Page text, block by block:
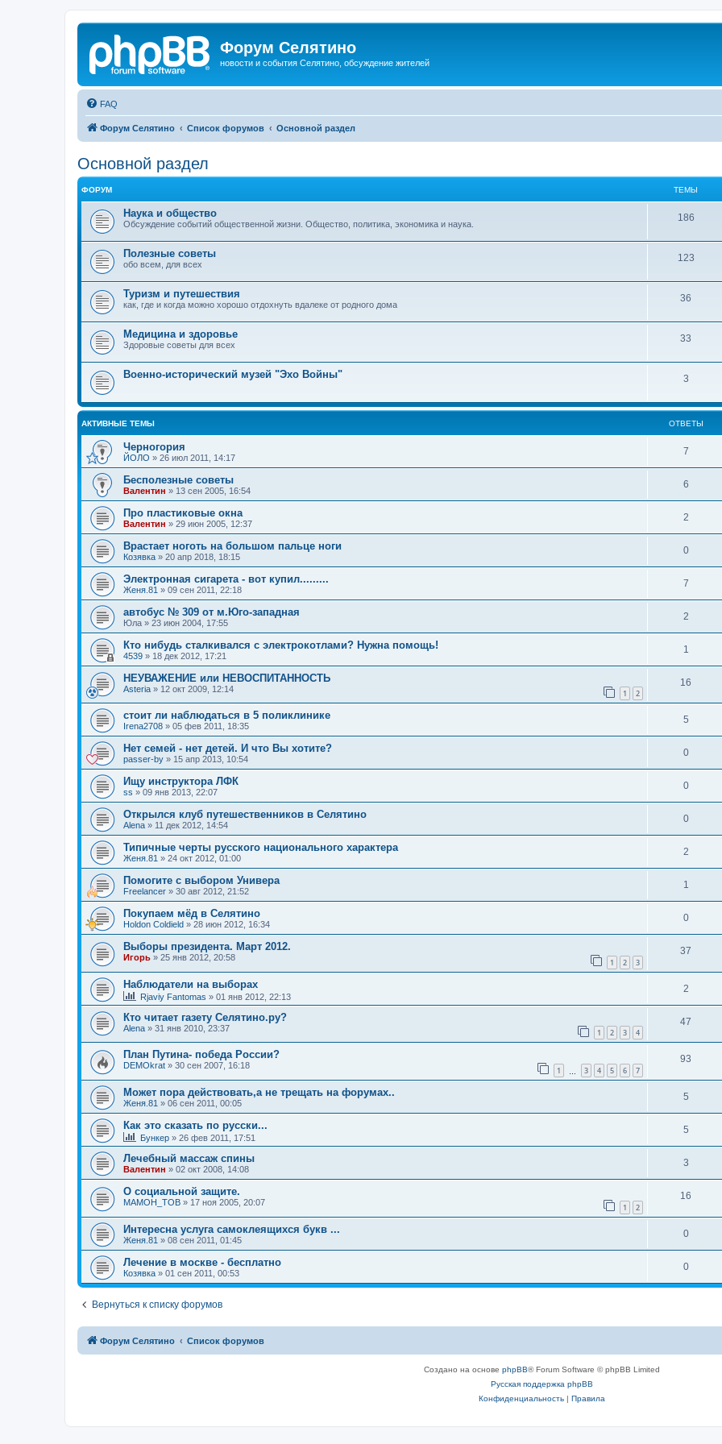
Форум Селятино
новости и события Селятино, обсуждение жителей
FAQ
Форум Селятино Список форумов Основной раздел
Основной раздел
ФОРУМ ТЕМЫ
Наука и общество
Обсуждение событий общественной жизни. Общество, политика, экономика и наука.
186
Полезные советы
обо всем, для всех
123
Туризм и путешествия
как, где и когда можно хорошо отдохнуть вдалеке от родного дома
36
Медицина и здоровье
Здоровые советы для всех
33
Военно-исторический музей "Эхо Войны" 3
АКТИВНЫЕ ТЕМЫ ОТВЕТЫ
Черногория
ЙОЛО » 26 июл 2011, 14:17
7
Бесполезные советы
Валентин » 13 сен 2005, 16:54
6
Про пластиковые окна
Валентин » 29 июн 2005, 12:37
2
Врастает ноготь на большом пальце ноги
Козявка » 20 апр 2018, 18:15
0
Электронная сигарета - вот купил.........
Женя.81 » 09 сен 2011, 22:18
7
автобус № 309 от м.Юго-западная
Юла » 23 июн 2004, 17:55
2
Кто нибудь сталкивался с электрокотлами? Нужна помощь!
4539 » 18 дек 2012, 17:21
1
НЕУВАЖЕНИЕ или НЕВОСПИТАННОСТЬ
Asteria » 12 окт 2009, 12:14 1 2
16
стоит ли наблюдаться в 5 поликлинике
Irena2708 » 05 фев 2011, 18:35
5
Нет семей - нет детей. И что Вы хотите?
passer-by » 15 апр 2013, 10:54
0
Ищу инструктора ЛФК
ss » 09 янв 2013, 22:07
0
Открылся клуб путешественников в Селятино
Alena » 11 дек 2012, 14:54
0
Типичные черты русского национального характера
Женя.81 » 24 окт 2012, 01:00
2
Помогите с выбором Универа
Freelancer » 30 авг 2012, 21:52
1
Покупаем мёд в Селятино
Holdon Coldield » 28 июн 2012, 16:34
0
Выборы президента. Март 2012.
Игорь » 25 янв 2012, 20:58 1 2 3
37
Наблюдатели на выборах
Rjaviy Fantomas » 01 янв 2012, 22:13
2
Кто читает газету Селятино.ру?
Alena » 31 янв 2010, 23:37 1 2 3 4
47
План Путина- победа России?
DEMOkrat » 30 сен 2007, 16:18 1 3 4 5 6 7
93
Может пора действовать,а не трещать на форумах..
Женя.81 » 06 сен 2011, 00:05
5
Как это сказать по русски...
Бункер » 26 фев 2011, 17:51
5
Лечебный массаж спины
Валентин » 02 окт 2008, 14:08
3
О социальной защите.
MAMOH_TOB » 17 ноя 2005, 20:07 1 2
16
Интересна услуга самоклеящихся букв ...
Женя.81 » 08 сен 2011, 01:45
0
Лечение в москве - бесплатно
Козявка » 01 сен 2011, 00:53
0
Вернуться к списку форумов
Форум Селятино Список форумов
Создано на основе phpBB® Forum Software © phpBB Limited
Русская поддержка phpBB
Конфиденциальность| Правила